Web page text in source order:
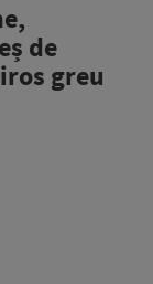
de
greu